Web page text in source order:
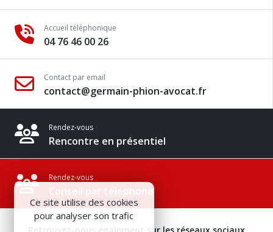
Accueil téléphonique
04 76 46 00 26
Contact par email
contact@germain-phion-avocat.fr
Rendez-vous
Rencontre en présentiel
Rendez-vous
Conseil par téléphone
Ce site utilise des cookies
pour analyser son trafic